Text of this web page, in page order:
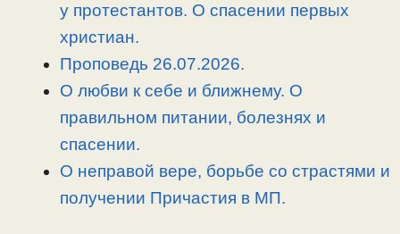
у протестантов. О спасении первых
христиан.
Проповедь 26.07.2026.
О любви к себе и ближнему. О
правильном питании, болезнях и
спасении.
О неправой вере, борьбе со страстями и
получении Причастия в МП.